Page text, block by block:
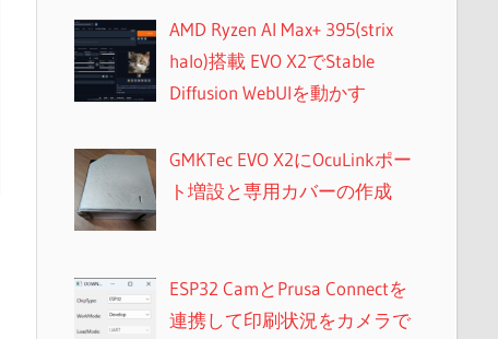
AMD Ryzen AI Max+ 395(strix
halo)搭載 EVO X2でStable
Diffusion WebUIを動かす
GMKTec EVO X2にOcuLinkポー
ト増設と専用カバーの作成
ESP32 CamとPrusa Connectを
連携して印刷状況をカメラで